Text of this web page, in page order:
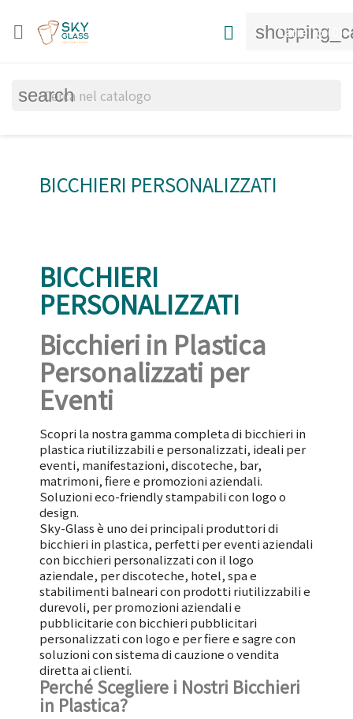
 Carrello(0)

search
BICCHIERI PERSONALIZZATI
BICCHIERI
PERSONALIZZATI
Bicchieri in Plastica
Personalizzati per
Eventi
Scopri la nostra gamma completa di bicchieri in
plastica riutilizzabili e personalizzati, ideali per
eventi, manifestazioni, discoteche, bar,
matrimoni, fiere e promozioni aziendali.
Soluzioni eco-friendly stampabili con logo o
design.
Sky-Glass è uno dei principali produttori di
bicchieri in plastica, perfetti per eventi aziendali
con bicchieri personalizzati con il logo
aziendale, per discoteche, hotel, spa e
stabilimenti balneari con prodotti riutilizzabili e
durevoli, per promozioni aziendali e
pubblicitarie con bicchieri pubblicitari
personalizzati con logo e per fiere e sagre con
soluzioni con sistema di cauzione o vendita
diretta ai clienti.
Perché Scegliere i Nostri Bicchieri
in Plastica?